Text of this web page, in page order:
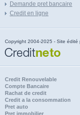
Demande pret bancaire
Credit en ligne
Copyright 2004-2025 - Site édité
Credit Renouvelable
Compte Bancaire
Rachat de credit
Credit a la consommation
Pret auto
Pret immobilier